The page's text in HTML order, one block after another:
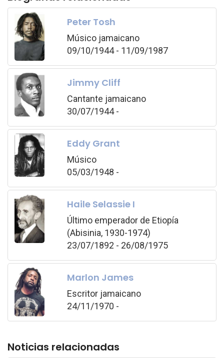
Peter Tosh
Músico jamaicano
09/10/1944 - 11/09/1987
Jimmy Cliff
Cantante jamaicano
30/07/1944 -
Eddy Grant
Músico
05/03/1948 -
Haile Selassie I
Último emperador de Etiopía
(Abisinia, 1930-1974)
23/07/1892 - 26/08/1975
Marlon James
Escritor jamaicano
24/11/1970 -
Noticias relacionadas